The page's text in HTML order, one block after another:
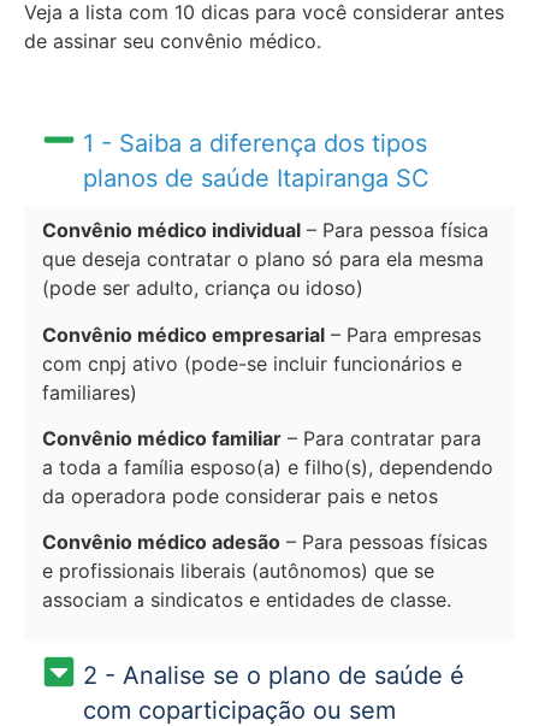
Veja a lista com 10 dicas para você considerar antes
de assinar seu convênio médico.
1 - Saiba a diferença dos tipos
planos de saúde Itapiranga SC
Convênio médico individual – Para pessoa física
que deseja contratar o plano só para ela mesma
(pode ser adulto, criança ou idoso)
Convênio médico empresarial – Para empresas
com cnpj ativo (pode-se incluir funcionários e
familiares)
Convênio médico familiar – Para contratar para
a toda a família esposo(a) e filho(s), dependendo
da operadora pode considerar pais e netos
Convênio médico adesão – Para pessoas físicas
e profissionais liberais (autônomos) que se
associam a sindicatos e entidades de classe.
2 - Analise se o plano de saúde é
com coparticipação ou sem